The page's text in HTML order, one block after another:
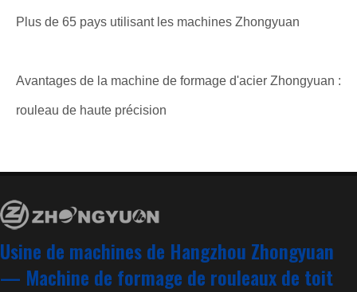
Plus de 65 pays utilisant les machines Zhongyuan
Avantages de la machine de formage d'acier Zhongyuan :
rouleau de haute précision
endommagée.
Usine de machines de Hangzhou Zhongyuan
— Machine de formage de rouleaux de toit